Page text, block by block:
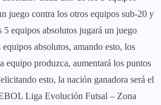
juego contra los otros equipos sub-20 y
5 equipos absolutos jugará un juego
absolutos, amando esto, los
equipo produzca, aumentará los puntos
esto, la nación ganadora será el
Liga Evolución Futsal – Zona